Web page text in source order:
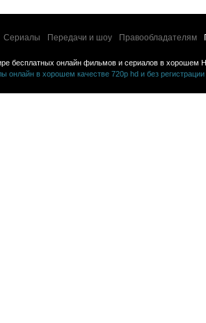
Сериалы Передачи и шоу Правообладателям
бесплатных онлайн фильмов и сериалов в хорошем
онлайн в хорошем качестве 720p hd и без